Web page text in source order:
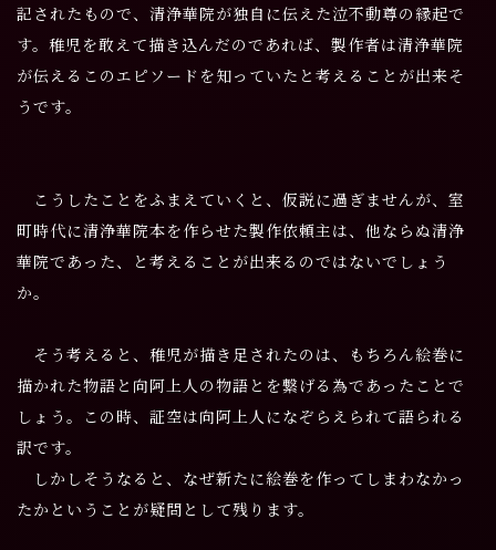
記されたもので、清浄華院が独自に伝えた泣不動尊の縁起で
す。稚児を敢えて描き込んだのであれば、製作者は清浄華院
が伝えるこのエピソードを知っていたと考えることが出来そ
うです。
こうしたことをふまえていくと、仮説に過ぎませんが、室
町時代に清浄華院本を作らせた製作依頼主は、他ならぬ清浄
華院であった、と考えることが出来るのではないでしょう
か。
そう考えると、稚児が描き足されたのは、もちろん絵巻に
描かれた物語と向阿上人の物語とを繋げる為であったことで
しょう。この時、証空は向阿上人になぞらえられて語られる
訳です。
しかしそうなると、なぜ新たに絵巻を作ってしまわなかっ
たかということが疑問として残ります。